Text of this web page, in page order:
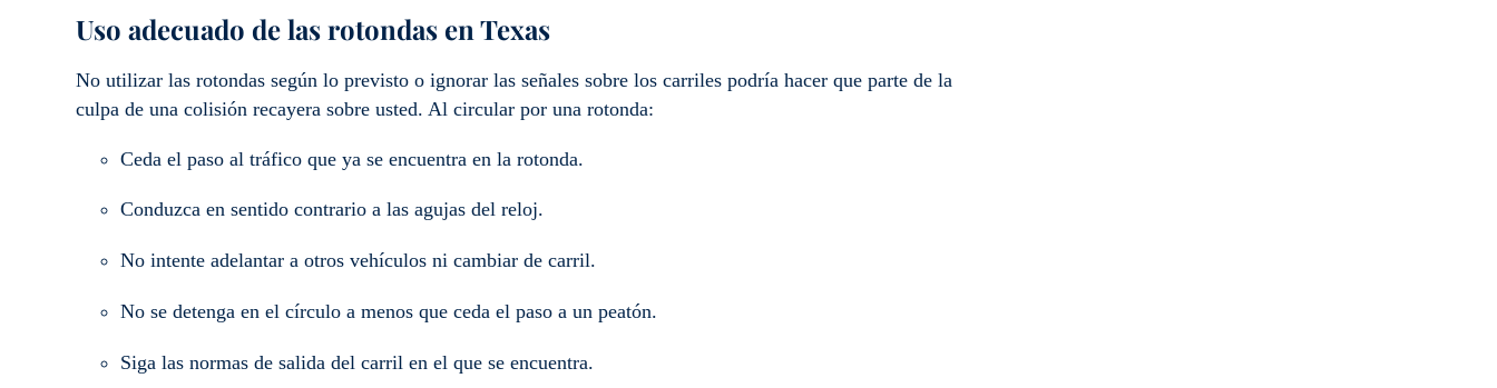
Uso adecuado de las rotondas en Texas
No utilizar las rotondas según lo previsto o ignorar las señales sobre los carriles podría hacer que parte de la
culpa de una colisión recayera sobre usted. Al circular por una rotonda:
Ceda el paso al tráfico que ya se encuentra en la rotonda.
Conduzca en sentido contrario a las agujas del reloj.
No intente adelantar a otros vehículos ni cambiar de carril.
No se detenga en el círculo a menos que ceda el paso a un peatón.
Siga las normas de salida del carril en el que se encuentra.